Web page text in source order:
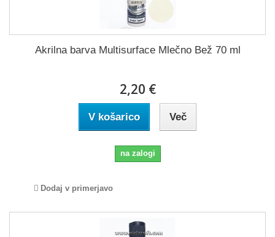
Akrilna barva Multisurface Mlečno Bež 70 ml
2,20 €
V košarico Več
na zalogi
Dodaj v primerjavo